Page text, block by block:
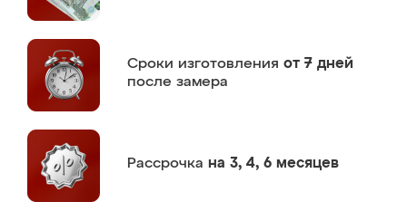
Сроки изготовления от 7 дней
после замера
Рассрочка на 3, 4, 6 месяцев